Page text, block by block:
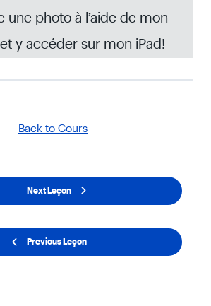
une photo à l’aide de mon
y accéder sur mon iPad!
Previous Leçon
Back to Cours
Next Leçon